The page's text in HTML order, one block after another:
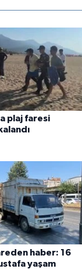
plaj faresi
haber: 16
yaşam